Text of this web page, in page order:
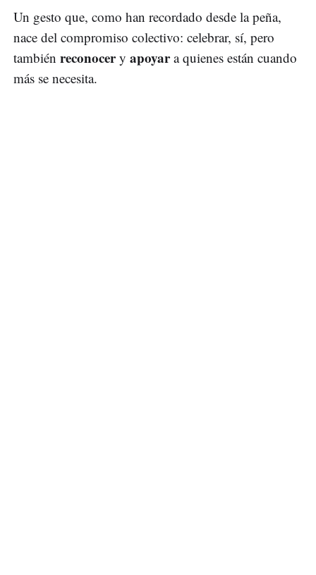
Un gesto que, como han recordado desde la peña,
nace del compromiso colectivo: celebrar, sí, pero
también reconocery apoyara quienes están cuando
más se necesita.